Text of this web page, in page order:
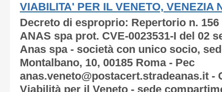
VIABILITA' PER IL VENETO, VENEZIA
Decreto di esproprio: Repertorio n. 156
ANAS spa prot. CVE-0023531-I del 02
Anas spa - società con unico socio,
Montalbano, 10, 00185 Roma - Pec
anas.veneto@postacert.stradeanas.it -
Viabilità per il Veneto - sede